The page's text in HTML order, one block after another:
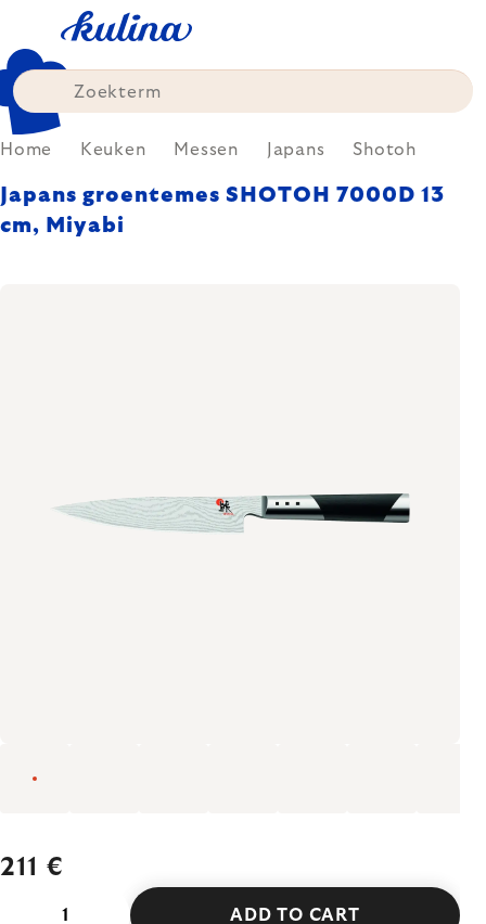
content
Home Keuken Messen Japans Shotoh
Japans groentemes SHOTOH 7000D 13
cm, Miyabi
211 €
ADD TO CART